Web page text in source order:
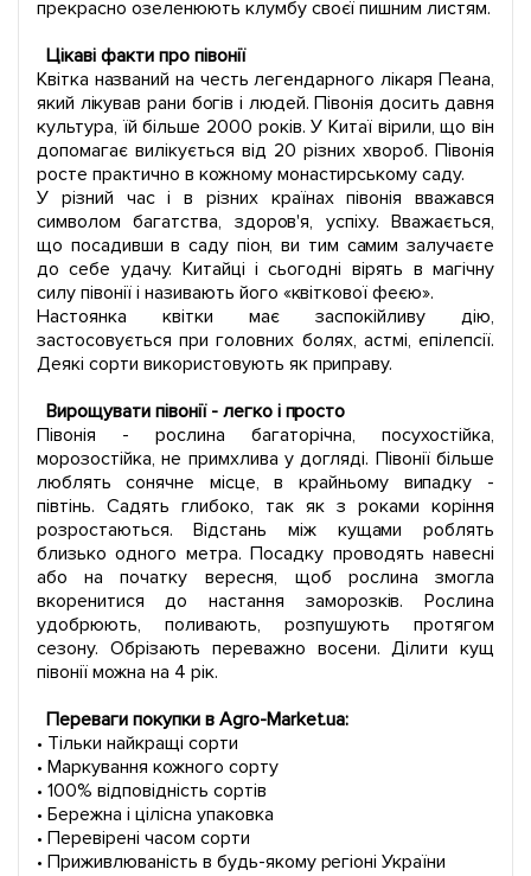
прекрасно озеленюють клумбу своєї пишним листям.
Цікаві факти про півонії
Квітка названий на честь легендарного лікаря Пеана,
який лікував рани богів і людей. Півонія досить давня
культура, їй більше 2000 років. У Китаї вірили, що він
допомагає вилікується від 20 різних хвороб. Півонія
росте практично в кожному монастирському саду.
У різний час і в різних країнах півонія вважався
символом багатства, здоров'я, успіху. Вважається,
що посадивши в саду піон, ви тим самим залучаєте
до себе удачу. Китайці і сьогодні вірять в магічну
силу півонії і називають його «квіткової феєю».
Настоянка квітки має заспокійливу дію,
застосовується при головних болях, астмі, епілепсії.
Деякі сорти використовують як приправу.
Вирощувати півонії - легко і просто
Півонія - рослина багаторічна, посухостійка,
морозостійка, не примхлива у догляді. Півонії більше
люблять сонячне місце, в крайньому випадку -
півтінь. Садять глибоко, так як з роками коріння
розростаються. Відстань між кущами роблять
близько одного метра. Посадку проводять навесні
або на початку вересня, щоб рослина змогла
вкоренитися до настання заморозків. Рослина
удобрюють, поливають, розпушують протягом
сезону. Обрізають переважно восени. Ділити кущ
півонії можна на 4 рік.
Переваги покупки в Agro-Market.ua:
• Тільки найкращі сорти
• Маркування кожного сорту
• 100% відповідність сортів
• Бережна і цілісна упаковка
• Перевірені часом сорти
• Приживлюваність в будь-якому регіоні України